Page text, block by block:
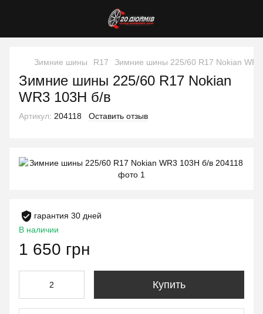
Зимние шины R17 Зимние шины 225/60 R17 Nokian
Зимние шины 225/60 R17 Nokian
WR3 103H б/в
Артикул: 204118 Оставить отзыв
гарантия 30 дней
В наличии
1 650 грн
Купить